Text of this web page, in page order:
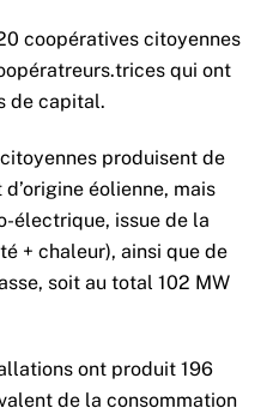
coopératives citoyennes
qui ont
de capital.
produisent de
éolienne, mais
électrique, issue de la
+ chaleur), ainsi que de
soit au total 102 MW
ont produit 196
de la consommation